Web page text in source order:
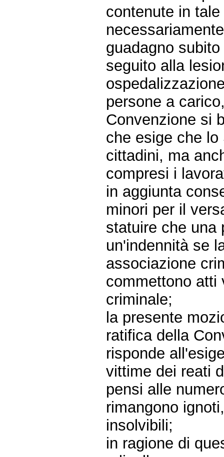
contenute in
guadagno
seguito alla
persone a
Convenzione si
che esige che
cittadini, ma
compresi i
in aggiunta
minori per il
statuire che una
un'indennità se
associazione
commettono atti
criminale;
la presente
ratifica della
risponde
vittime dei reati
pensi alle
rimangono
insolvibili;
in ragione di